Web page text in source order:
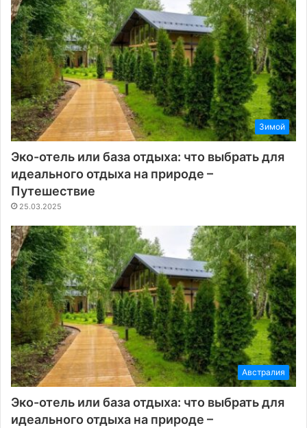
Зимой
Эко-отель или база отдыха: что выбрать для
идеального отдыха на природе –
Путешествие
25.03.2025
Австралия
Эко-отель или база отдыха: что выбрать для
идеального отдыха на природе –